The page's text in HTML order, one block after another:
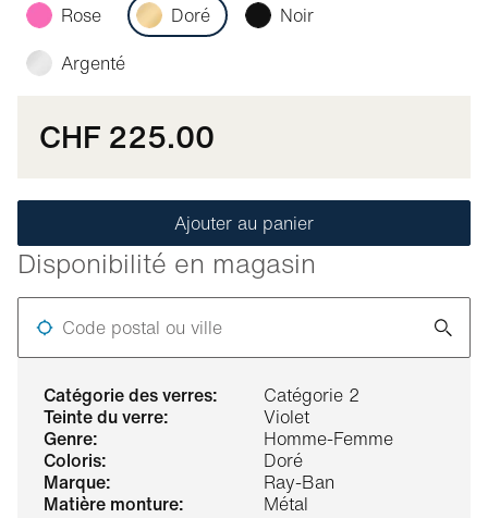
catégorie des verres:
Catégorie 2
teinte du verre:
Violet
genre:
Homme-Femme
coloris:
Doré
marque:
Ray-Ban
matière monture:
Métal
Rose Doré
Noir
Argenté
CHF 225.00
Ajouter au panier
Disponibilité en magasin
Code postal ou ville